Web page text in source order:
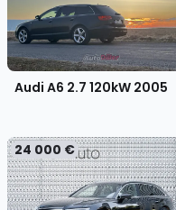
Audi A6 2.7 120kW 2005
24 000 €